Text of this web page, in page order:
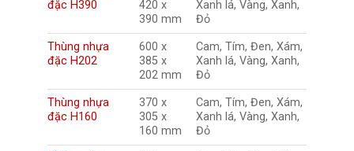
đặc H390
420 x
390 mm
Xanh lá, Vàng, Xanh,
Đỏ
Thùng nhựa
đặc H202
600 x
385 x
202 mm
Cam, Tím, Đen, Xám,
Xanh lá, Vàng, Xanh,
Đỏ
Thùng nhựa
đặc H160
370 x
305 x
160 mm
Cam, Tím, Đen, Xám,
Xanh lá, Vàng, Xanh,
Đỏ